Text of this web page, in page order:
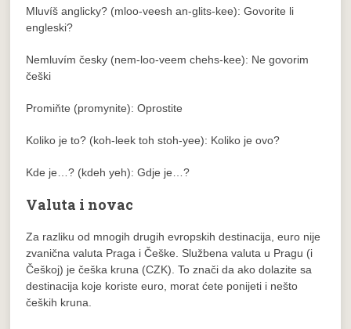
Mluvíš anglicky? (mloo-veesh an-glits-kee): Govorite li
engleski?
Nemluvím česky (nem-loo-veem chehs-kee): Ne govorim
češki
Promiňte (promynite): Oprostite
Koliko je to? (koh-leek toh stoh-yee): Koliko je ovo?
Kde je…? (kdeh yeh): Gdje je…?
Valuta i novac
Za razliku od mnogih drugih evropskih destinacija, euro nije
zvanična valuta Praga i Češke. Službena valuta u Pragu (i
Češkoj) je češka kruna (CZK). To znači da ako dolazite sa
destinacija koje koriste euro, morat ćete ponijeti i nešto
čeških kruna.